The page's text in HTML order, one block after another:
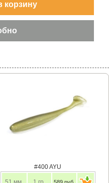
#400 AYU
589 руб.